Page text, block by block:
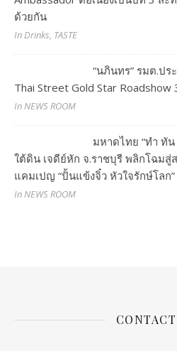
ด้วยกัน
In Drinks, TASTE
“นภินทร” รมต.ปร
Thai Street Gold Star
In NEWS ROOM
มหาดไทย “ทำ ทั
ใต้ดิน เจดีย์หัก จ.ราชบุรี พลิกโฉม
แคมเปญ “ปั้นแข้งจิ๋ว หัวใจรักษ์โลก”
In NEWS ROOM